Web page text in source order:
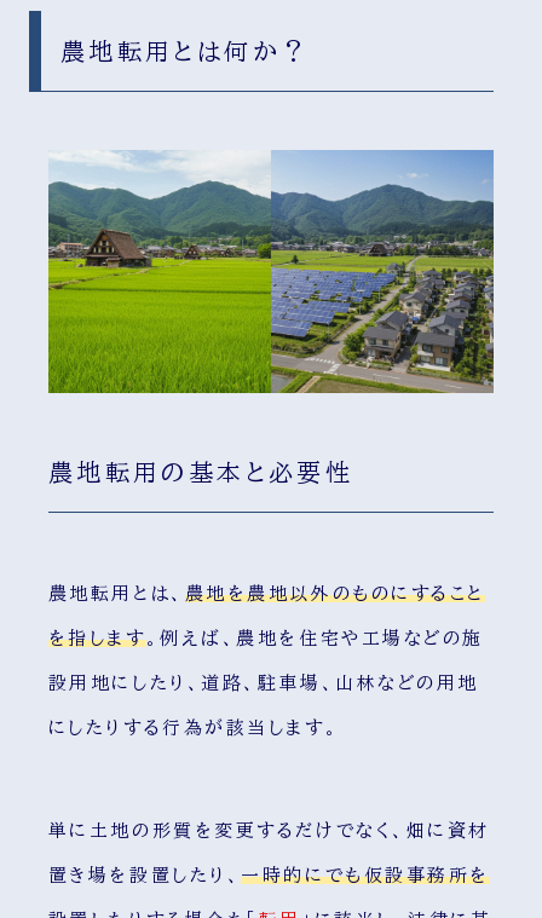
農地転用とは何か？
農地転用の基本と必要性
農地転用とは、 農地を農地以外のものにすること
を指します。例えば、農地を住宅や工場などの施
設用地にしたり、道路、駐車場、山林などの用地
にしたりする行為が該当します。
単に土地の形質を変更するだけでなく、畑に資材
置き場を設置したり、一時的にでも仮設事務所を